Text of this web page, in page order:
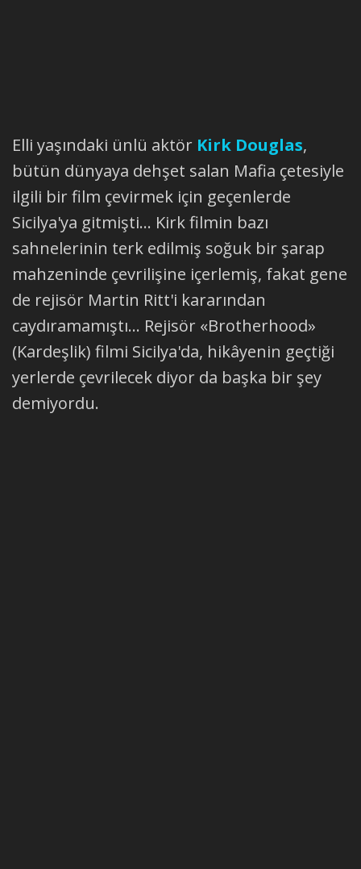
Elli yaşındaki ünlü aktör Kirk Douglas,
bütün dünyaya dehşet salan Mafia çetesiyle
ilgili bir film çevirmek için geçenlerde
Sicilya'ya gitmişti... Kirk filmin bazı
sahnelerinin terk edilmiş soğuk bir şarap
mahzeninde çevrilişine içerlemiş, fakat gene
de rejisör Martin Ritt'i kararından
caydıramamıştı... Rejisör «Brotherhood»
(Kardeşlik) filmi Sicilya'da, hikâyenin geçtiği
yerlerde çevrilecek diyor da başka bir şey
demiyordu.